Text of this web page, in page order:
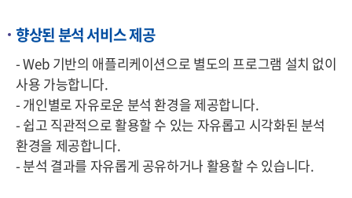
향상된 분석 서비스 제공
- Web 기반의 애플리케이션으로 별도의 프로그램 설치 없이
사용 가능합니다.
- 개인별로 자유로운 분석 환경을 제공합니다.
- 쉽고 직관적으로 활용할 수 있는 자유롭고 시각화된 분석
환경을 제공합니다.
- 분석 결과를 자유롭게 공유하거나 활용할 수 있습니다.